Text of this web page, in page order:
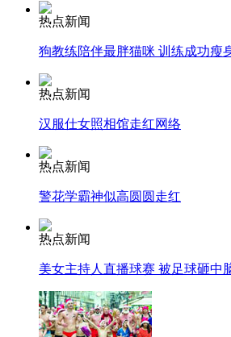
纽约上演“枕头大战”
司机酒驾遇交警 急速倒车逃窜
热点新闻
狗教练陪伴最胖猫咪 训练成功瘦
热点新闻
汉服仕女照相馆走红网络
热点新闻
警花学霸神似高圆圆走红
热点新闻
美女主持人直播球赛 被足球砸中